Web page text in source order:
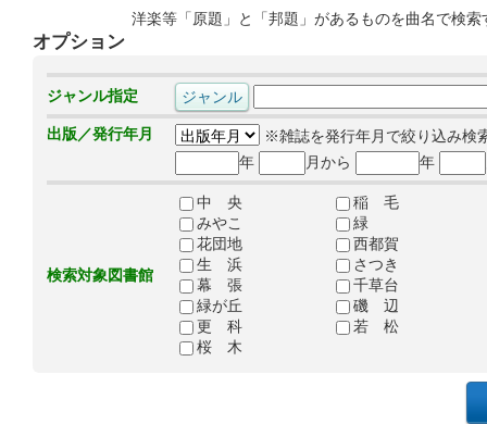
洋楽等「原題」と「邦題」があるものを曲名で検
オプション
ジャンル指定
出版／発行年月
※雑誌を発行年月で絞り込み検
年
月から 年
検索対象図書館
中 央
稲 毛
みやこ
緑
花団地
西都賀
生 浜
さつき
幕 張
千草台
緑が丘
磯 辺
更 科
若 松
桜 木